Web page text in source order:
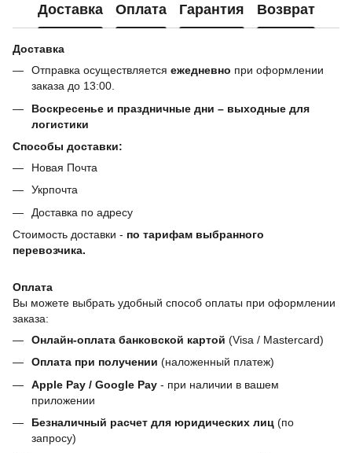
Доставка Оплата Гарантия Возврат
Доставка
Отправка осуществляется ежедневно при оформлении
заказа до 13:00.
Воскресенье и праздничные дни – выходные для
логистики
Способы доставки:
Новая Почта
Укрпочта
Доставка по адресу
Стоимость доставки - по тарифам выбранного
перевозчика.
Оплата
Вы можете выбрать удобный способ оплаты при оформлении
заказа:
Онлайн-оплата банковской картой (Visa / Mastercard)
Оплата при получении (наложенный платеж)
Apple Pay / Google Pay - при наличии в вашем
приложении
Безналичный расчет для юридических лиц (по
запросу)